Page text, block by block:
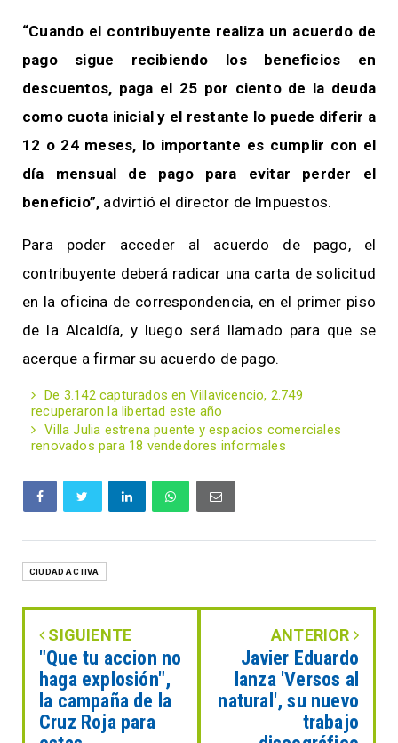
“Cuando el contribuyente realiza un acuerdo de
pago sigue recibiendo los beneficios en
descuentos, paga el 25 por ciento de la deuda
como cuota inicial y el restante lo puede diferir a
12 o 24 meses, lo importante es cumplir con el
día mensual de pago para evitar perder el
beneficio”, advirtió el director de Impuestos.
Para poder acceder al acuerdo de pago, el
contribuyente deberá radicar una carta de solicitud
en la oficina de correspondencia, en el primer piso
de la Alcaldía, y luego será llamado para que se
acerque a firmar su acuerdo de pago.
De 3.142 capturados en Villavicencio, 2.749
recuperaron la libertad este año
Villa Julia estrena puente y espacios comerciales
renovados para 18 vendedores informales
CIUDAD ACTIVA
SIGUIENTE
"Que tu accion no
haga explosión",
la campaña de la
Cruz Roja para
ANTERIOR
Javier Eduardo
lanza 'Versos al
natural', su nuevo
trabajo